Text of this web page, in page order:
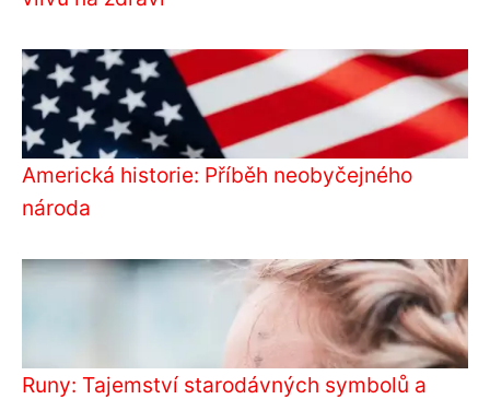
Americká historie: Příběh neobyčejného
národa
Runy: Tajemství starodávných symbolů a